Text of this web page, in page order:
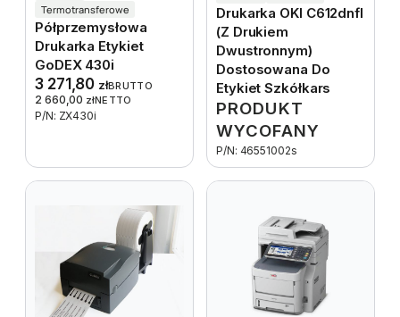
Termotransferowe
Półprzemysłowa
Drukarka Etykiet
GoDEX 430i
3 271,80 złBRUTTO
2 660,00 złNETTO
P/N: ZX430i
Drukarka OKI C612dnfl
(z Drukiem
Dwustronnym)
Dostosowana Do
Etykiet Szkółkars
PRODUKT
WYCOFANY
P/N: 46551002s